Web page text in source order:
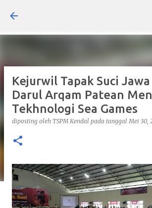
Kejurwil Tapak Suci
Darul Arqam Patean
Tekhnologi Sea Games
diposting oleh TSPM Kendal pada tanggalMei 30,